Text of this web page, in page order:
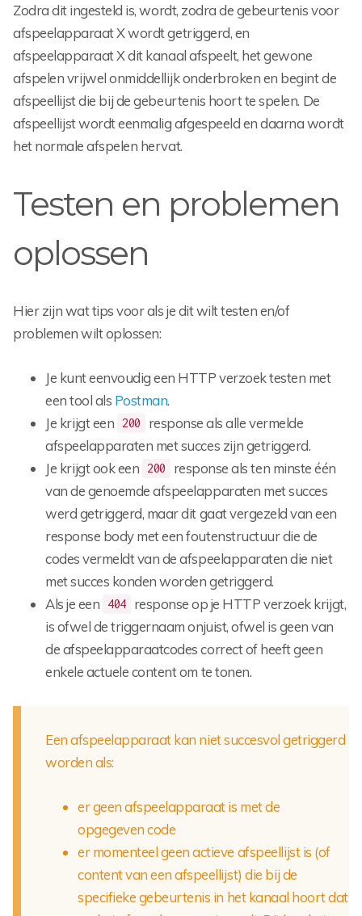
Zodra dit ingesteld is, wordt, zodra de gebeurtenis voor
afspeelapparaat X wordt getriggerd, en
afspeelapparaat X dit kanaal afspeelt, het gewone
afspelen vrijwel onmiddellijk onderbroken en begint de
afspeellijst die bij de gebeurtenis hoort te spelen. De
afspeellijst wordt eenmalig afgespeeld en daarna wordt
het normale afspelen hervat.
Testen en problemen
oplossen
Hier zijn wat tips voor als je dit wilt testen en/of
problemen wilt oplossen:
Je kunt eenvoudig een HTTP verzoek testen met
een tool als Postman.
Je krijgt een
200
response als alle vermelde
afspeelapparaten met succes zijn getriggerd.
Je krijgt ook een
200
response als ten minste één
van de genoemde afspeelapparaten met succes
werd getriggerd, maar dit gaat vergezeld van een
response body met een foutenstructuur die de
codes vermeldt van de afspeelapparaten die niet
met succes konden worden getriggerd.
Als je een
404
response op je HTTP verzoek krijgt,
is ofwel de triggernaam onjuist, ofwel is geen van
de afspeelapparaatcodes correct of heeft geen
enkele actuele content om te tonen.
Een afspeelapparaat kan niet succesvol getriggerd
worden als:
er geen afspeelapparaat is met de
opgegeven code
er momenteel geen actieve afspeellijst is (of
content van een afspeellijst) die bij de
specifieke gebeurtenis in het kanaal hoort dat